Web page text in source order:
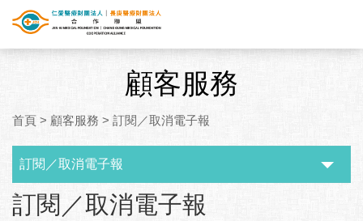
顧客服務
首頁 > 顧客服務 > 訂閱／取消電子報
訂閱／取消電子報
:::
訂閱／取消電子報